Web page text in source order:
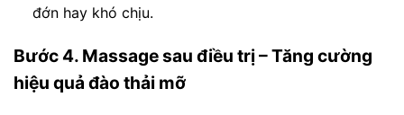
đớn hay khó chịu.
Bước 4. Massage sau điều trị – Tăng cường
hiệu quả đào thải mỡ